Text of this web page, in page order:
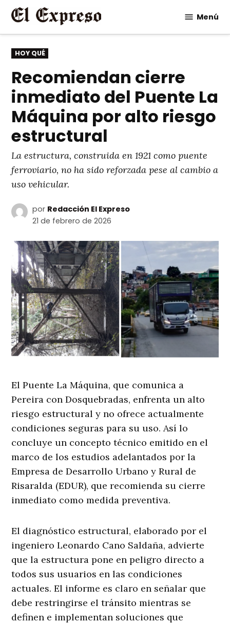
Saltar
contenido
Menú
PUBLICADO
EN
HOY QUÉ
Recomiendan cierre
inmediato del Puente La
Máquina por alto riesgo
estructural
La estructura, construida en 1921 como puente
ferroviario, no ha sido reforzada pese al cambio a
uso vehicular.
por Redacción El Expreso
21 de febrero de 2026
El Puente La Máquina, que comunica a
Pereira con Dosquebradas, enfrenta un alto
riesgo estructural y no ofrece actualmente
condiciones seguras para su uso. Así lo
concluye un concepto técnico emitido en el
marco de los estudios adelantados por la
Empresa de Desarrollo Urbano y Rural de
Risaralda (EDUR), que recomienda su cierre
inmediato como medida preventiva.
El diagnóstico estructural, elaborado por el
ingeniero Leonardo Cano Saldaña, advierte
que la estructura pone en peligro directo a
todos sus usuarios en las condiciones
actuales. El informe es claro en señalar que
debe restringirse el tránsito mientras se
definen e implementan soluciones que